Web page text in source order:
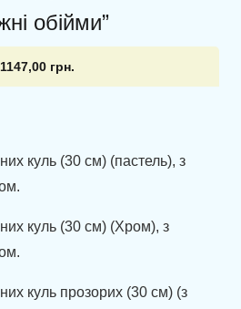
обійми”
1147,00 грн.
куль (30 см) (пастель), з
куль (30 см) (Хром), з
куль прозорих (30 см) (з